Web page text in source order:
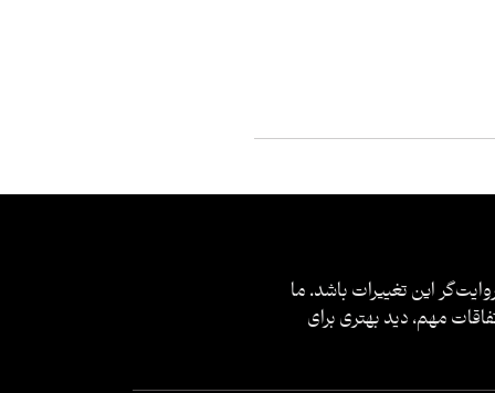
این تغییرات باشد. ما
مهم، دید بهتری برای